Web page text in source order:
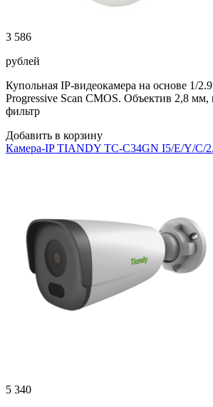
3 586
рублей
Купольная IP-видеокамера на основе 1/
Progressive Scan CMOS. Объектив 2,8
фильтр
Добавить в корзину
Камера-IP TIANDY TC-C34GN I5/E/Y/C/
5 340